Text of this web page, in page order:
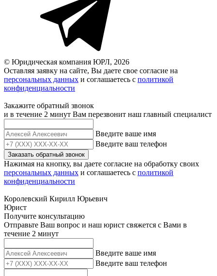
© Юридическая компания ЮРЛ, 2026
Оставляя заявку на сайте, Вы даете свое согласие на
персональных данных и соглашаетесь c политикой
конфиденциальности
Закажите обратный звонок
и в течение 2 минут Вам перезвонит наш главный специалист
Введите ваше имя
Введите ваш телефон
Заказать обратный звонок
Нажимая на кнопку, вы даете согласие на обработку своих
персональных данных и соглашаетесь с политикой
конфиденциальности
Королевский Кирилл Юрьевич
Юрист
Получите консультацию
Отправьте Ваш вопрос и наш юрист свяжется с Вами в
течение 2 минут
Введите ваше имя
Введите ваш телефон